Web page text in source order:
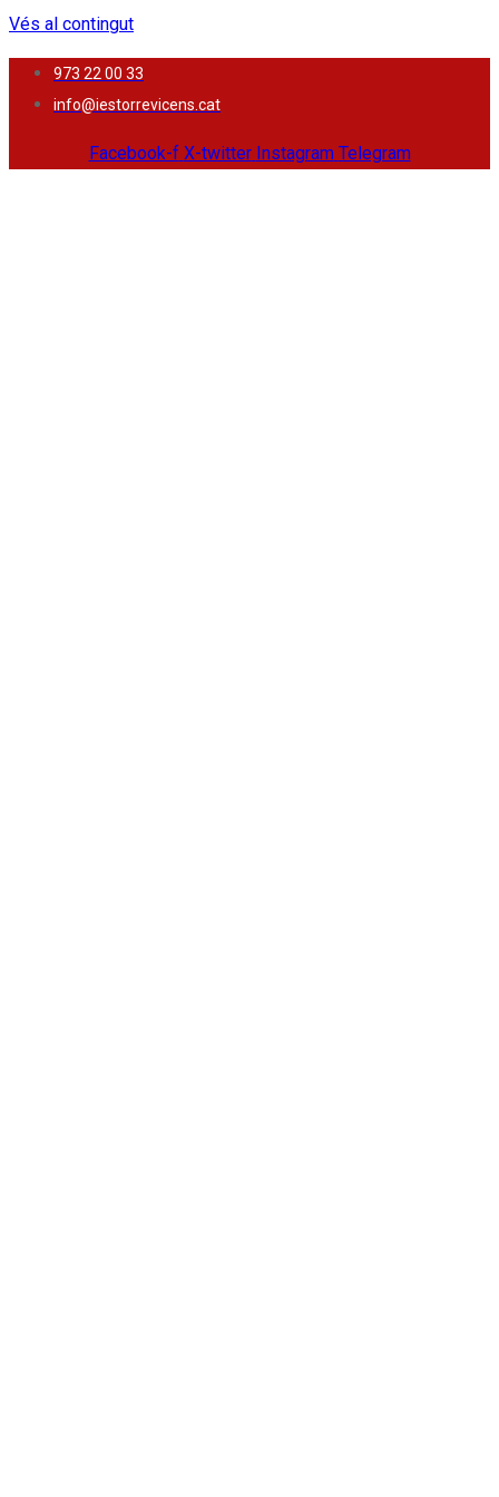
Vés al contingut
973 22 00 33
info@iestorrevicens.cat
Facebook-f X-twitter Instagram Telegram